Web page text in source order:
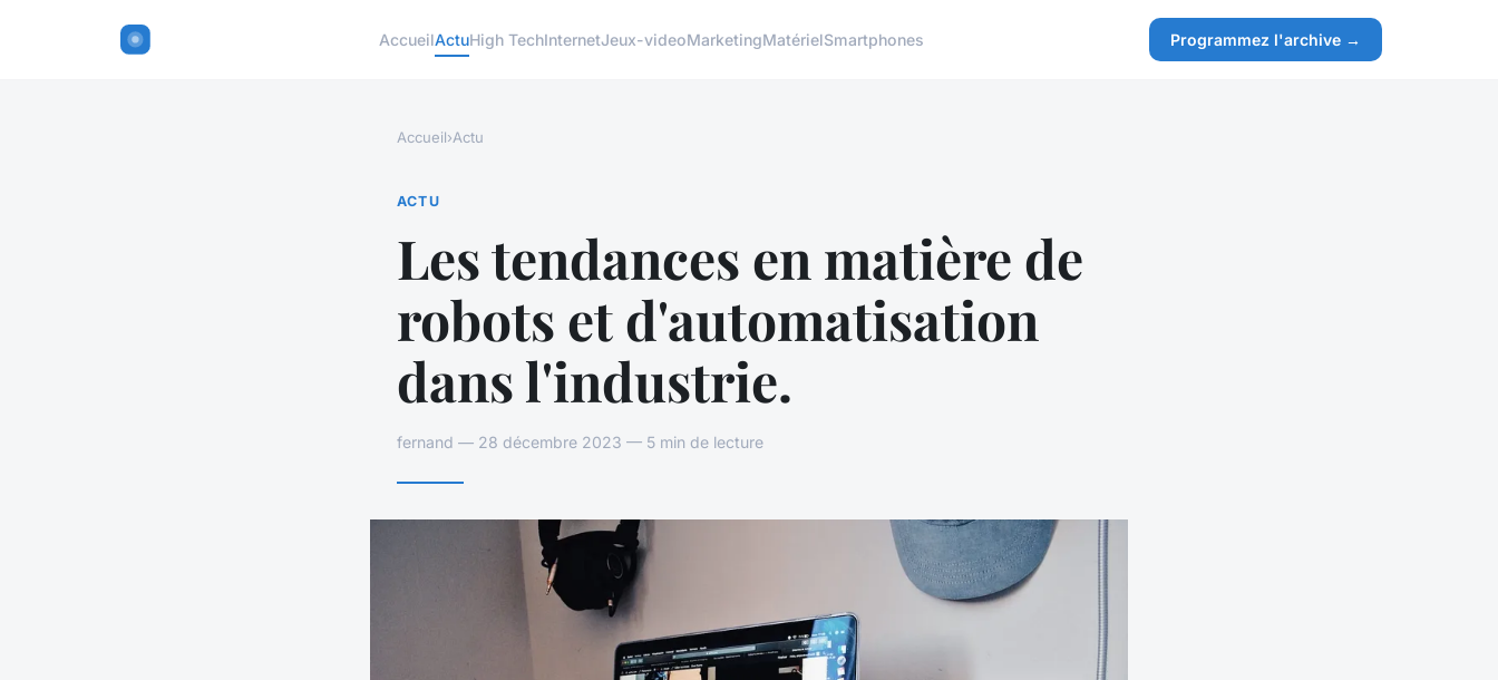
AccueilActuHigh TechInternetJeux-videoMarketingMatérielSmartphones Programmez l'archive →
Accueil›Actu
ACTU
Les tendances en matière de
robots et d'automatisation
dans l'industrie.
fernand — 28 décembre 2023 — 5 min de lecture